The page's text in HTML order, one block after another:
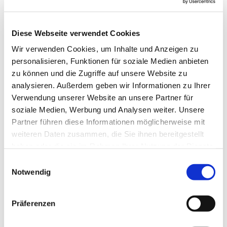
Diese Webseite verwendet Cookies
Wir verwenden Cookies, um Inhalte und Anzeigen zu
personalisieren, Funktionen für soziale Medien anbieten
zu können und die Zugriffe auf unsere Website zu
analysieren. Außerdem geben wir Informationen zu Ihrer
Verwendung unserer Website an unsere Partner für
soziale Medien, Werbung und Analysen weiter. Unsere
Partner führen diese Informationen möglicherweise mit
weiteren Daten zusammen, die Sie ihnen bereitgestellt
Cookies, wenn Sie unsere Webseite weiterhin nutzen.
Notwendig
Präferenzen
historischen Rathaus.
Anreise & Parken
Anfahrt
A7,Ausfahrt Göttingen-Nord, über B27 u. B446;Ausfahrt
Seesen, Richtung Osterode, weiter über B243, B27 und
B247;A38, Ausfahrt Heiligenstadt, über L1009 und
B247oderLeinefelde-Worbis, über B247
Parken
Parkplatz am Adenauerring (kostenlos); Parkplatz am ZOB
(gebührenpflichtig; Sa. und So. kostenlos)
Öffentliche Verkehrsmittel
oder 172; ab Leinefelde (Regionalbahn), weiter mit
Weitere Infos / Links